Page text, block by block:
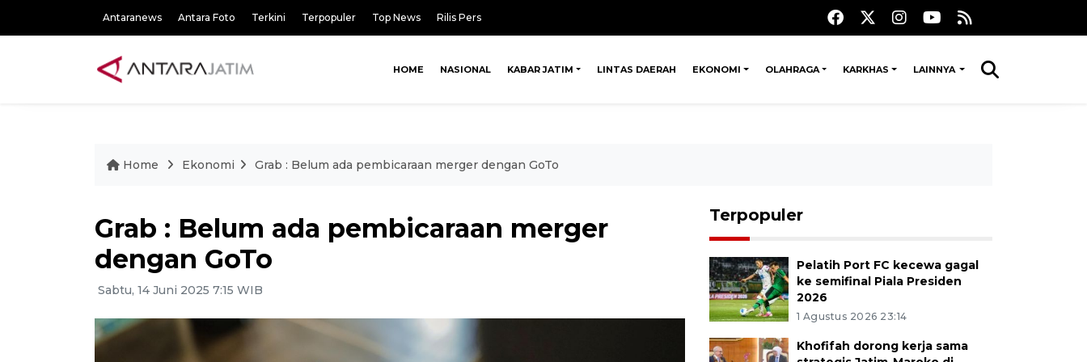
Antaranews Antara Foto Terkini Terpopuler Top News Rilis Pers
HOME NASIONAL KABAR JATIM LINTAS DAERAH EKONOMI OLAHRAGA KARKHAS LAINNYA
Home Ekonomi Grab : Belum ada pembicaraan merger dengan GoTo
Grab : Belum ada pembicaraan merger
dengan GoTo
Sabtu, 14 Juni 2025 7:15 WIB
Terpopuler
Pelatih Port FC kecewa gagal
ke semifinal Piala Presiden
2026
1 Agustus 2026 23:14
Khofifah dorong kerja sama